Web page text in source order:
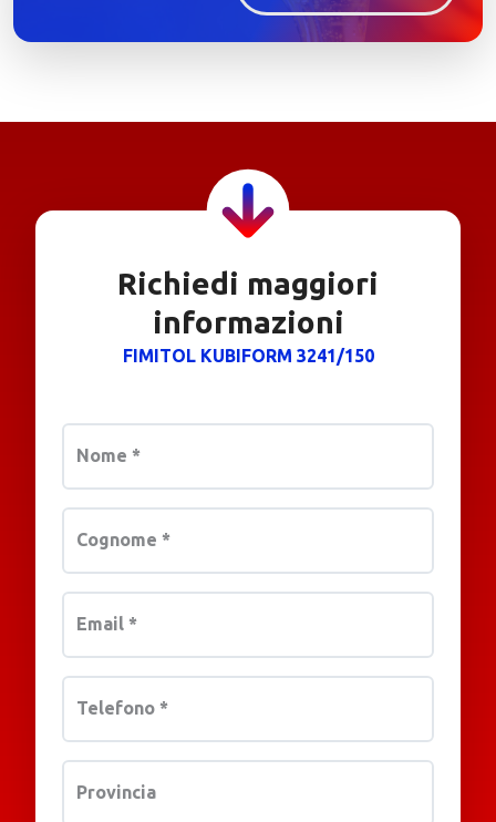
Richiedi maggiori
informazioni
FIMITOL KUBIFORM 3241/150
Nome *
Cognome *
Email *
Telefono *
Provincia